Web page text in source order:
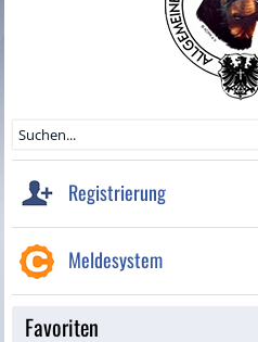
Registrierung
Meldesystem
Favoriten